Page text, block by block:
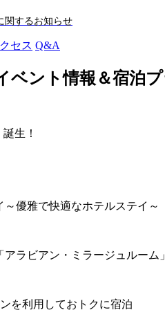
関するお知らせ
セス Q&A
ベント情報＆宿泊
誕生！
優雅で快適なホテルステイ～
ラビアン・ミラージュルーム
を利用しておトクに宿泊